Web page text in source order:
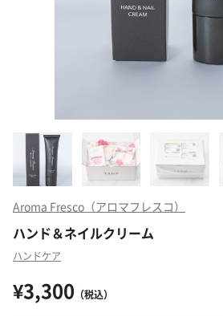
Aroma Fresco（アロマフレスコ）
ハンド＆ネイルクリーム
ハンドケア
¥3,300 （税込）